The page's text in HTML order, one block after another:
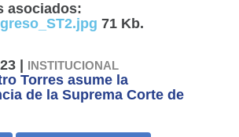
asociados:
71 Kb.
| INSTITUCIONAL
Torres asume la
de la Suprema Corte de